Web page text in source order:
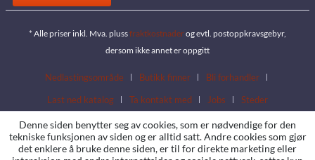
* Alle priser inkl. Mva. plussfraktkostnaderog evtl. postoppkravsgebyr,
dersom ikke annet er oppgitt
Nedlastingsområde Butikk finner
Bli forhandler
Last ned katalog
Ta kontakt med Jobs Steder
Denne siden benytter seg av cookies, som er nødvendige for den
tekniske funksjonen av siden og er alltid satt. Andre cookies som gjør
det enklere å bruke denne siden, er til for direkte marketing eller